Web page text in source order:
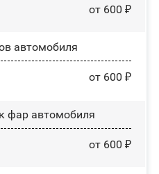
от 600 ₽
автомобиля
от 600 ₽
фар автомобиля
от 600 ₽